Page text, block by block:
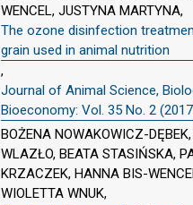
WENCEL, JUSTYNA MARTYNA,
The ozone disinfection
grain used in animal nutrition
,
Journal of Animal Science,
Bioeconomy: Vol. 35 No. 2
BOŻENA NOWAKOWICZ-
WLAZŁO, BEATA STASIŃSKA,
KRZACZEK, HANNA BIS-
WIOLETTA WNUK,